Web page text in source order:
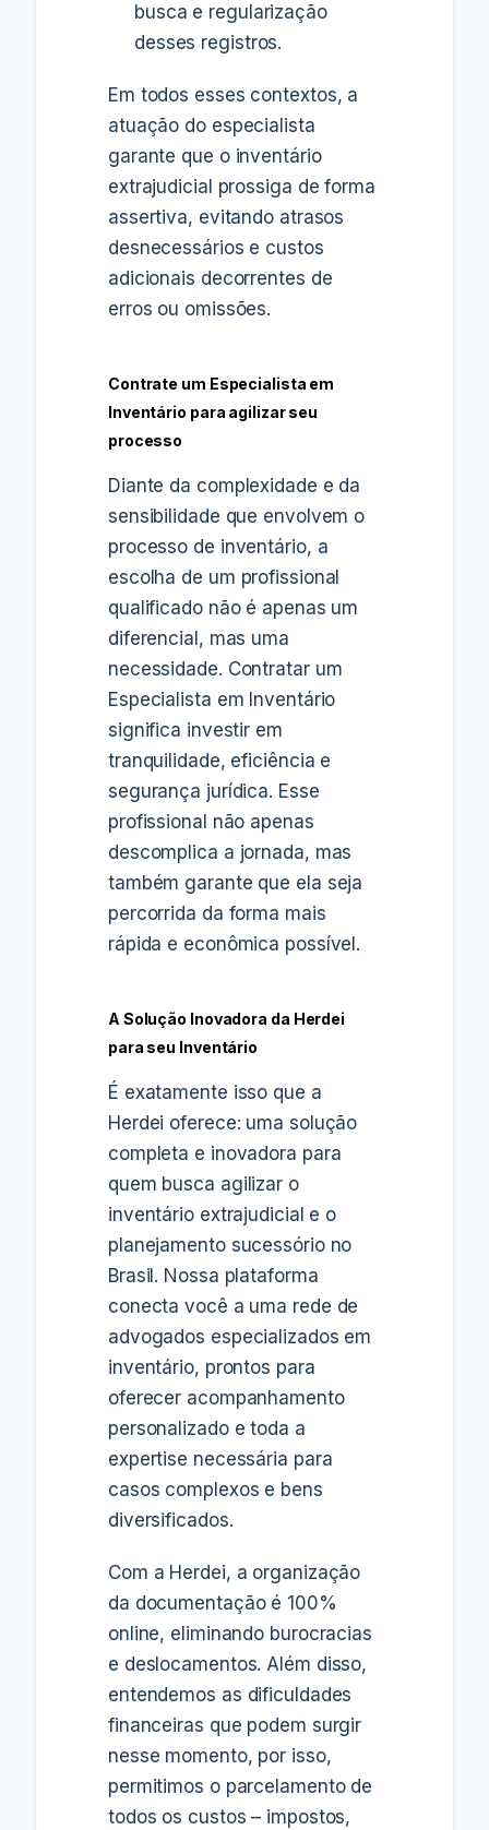
busca e regularização
desses registros.
Em todos esses contextos, a
atuação do especialista
garante que o inventário
extrajudicial prossiga de forma
assertiva, evitando atrasos
desnecessários e custos
adicionais decorrentes de
erros ou omissões.
Contrate um Especialista em
Inventário para agilizar seu
processo
Diante da complexidade e da
sensibilidade que envolvem o
processo de inventário, a
escolha de um profissional
qualificado não é apenas um
diferencial, mas uma
necessidade. Contratar um
Especialista em Inventário
significa investir em
tranquilidade, eficiência e
segurança jurídica. Esse
profissional não apenas
descomplica a jornada, mas
também garante que ela seja
percorrida da forma mais
rápida e econômica possível.
A Solução Inovadora da Herdei
para seu Inventário
É exatamente isso que a
Herdei oferece: uma solução
completa e inovadora para
quem busca agilizar o
inventário extrajudicial e o
planejamento sucessório no
Brasil. Nossa plataforma
conecta você a uma rede de
advogados especializados em
inventário, prontos para
oferecer acompanhamento
personalizado e toda a
expertise necessária para
casos complexos e bens
diversificados.
Com a Herdei, a organização
da documentação é 100%
online, eliminando burocracias
e deslocamentos. Além disso,
entendemos as dificuldades
financeiras que podem surgir
nesse momento, por isso,
permitimos o parcelamento de
todos os custos – impostos,